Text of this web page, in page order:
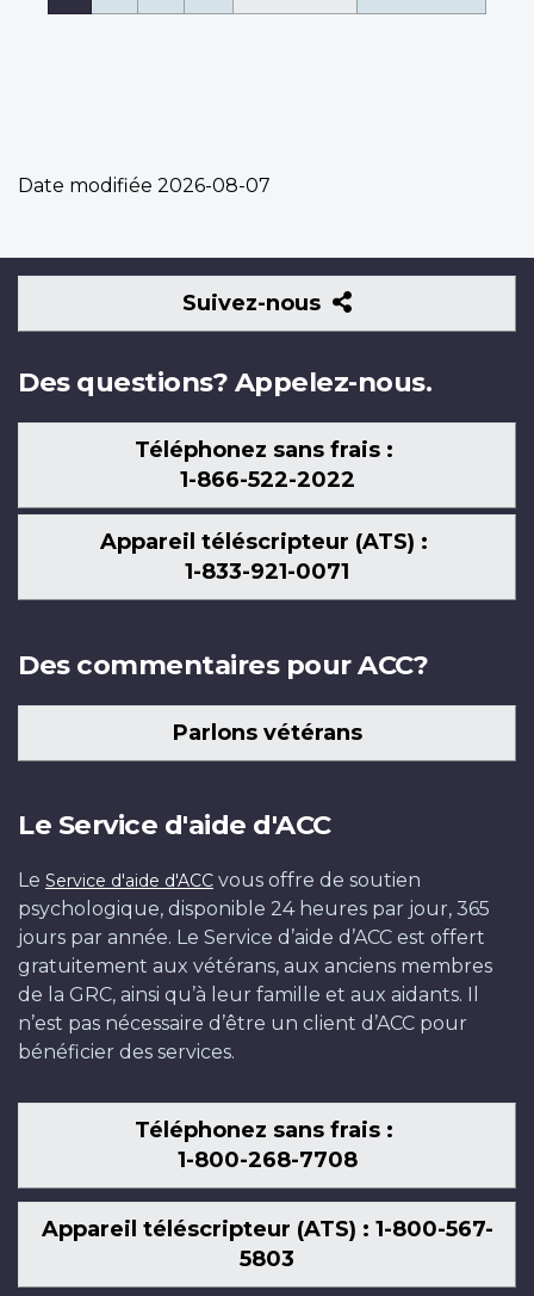
courante
suivante
page
Date modifiée 2026-08-07
Suivez-nous
Suivez-
nous
Des questions? Appelez-nous.
Téléphonez sans frais :
1-866-522-2022
Appareil téléscripteur (ATS) :
1-833-921-0071
Des commentaires pour ACC?
Parlons vétérans
Le Service d'aide d'ACC
Le Service d'aide d'ACC vous offre de soutien
psychologique, disponible 24 heures par jour, 365
jours par année. Le Service d’aide d’ACC est offert
gratuitement aux vétérans, aux anciens membres
de la GRC, ainsi qu’à leur famille et aux aidants. Il
n’est pas nécessaire d’être un client d’ACC pour
bénéficier des services.
Téléphonez sans frais :
1-800-268-7708
Appareil téléscripteur (ATS) : 1-800-567-
5803